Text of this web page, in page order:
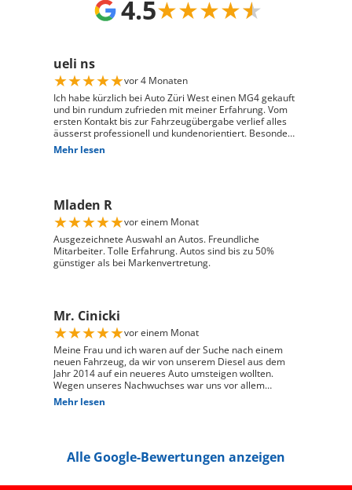
4.5★★★★★
ueli ns
★★★★★vor 4 Monaten
Ich habe kürzlich bei Auto Züri West einen MG4 gekauft
und bin rundum zufrieden mit meiner Erfahrung. Vom
ersten Kontakt bis zur Fahrzeugübergabe verlief alles
äusserst professionell und kundenorientiert. Besonders
hervorheben möchte ich die hervorragende Beratung
durch Herrn David Panic. Er hat sich viel Zeit
und engagierte Art hat den gesamten Kaufprozess sehr
angenehm gemacht. Die Abwicklung verlief reibungslos
und zuverlässig, und ich habe mein Fahrzeug genau so
erhalten, wie ich es mir vorgestellt habe. Ich kann Auto
Züri West uneingeschränkt weiterempfehlen und
bedanke mich herzlich für den ausgezeichneten Service
Mehr lesen
Mladen R
★★★★★vor einem Monat
Ausgezeichnete Auswahl an Autos. Freundliche
Mitarbeiter. Tolle Erfahrung. Autos sind bis zu 50%
günstiger als bei Markenvertretung.
Mr. Cinicki
★★★★★vor einem Monat
Meine Frau und ich waren auf der Suche nach einem
neuen Fahrzeug, da wir von unserem Diesel aus dem
Jahr 2014 auf ein neueres Auto umsteigen wollten.
Wegen unseres Nachwuchses war uns vor allem
wichtig, dass genügend Platz für einen Kindersitz
vorhanden ist und das Fahrzeug gut zu unserem Alltag
Bedürfnisse mit Kindersitz hinter dem Fahrer leider
etwas zu klein. Nach der Probefahrt hat uns der Berater
Mehr lesen
Alle Google-Bewertungen anzeigen